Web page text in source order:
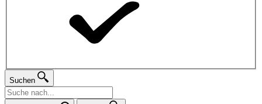
Suchen